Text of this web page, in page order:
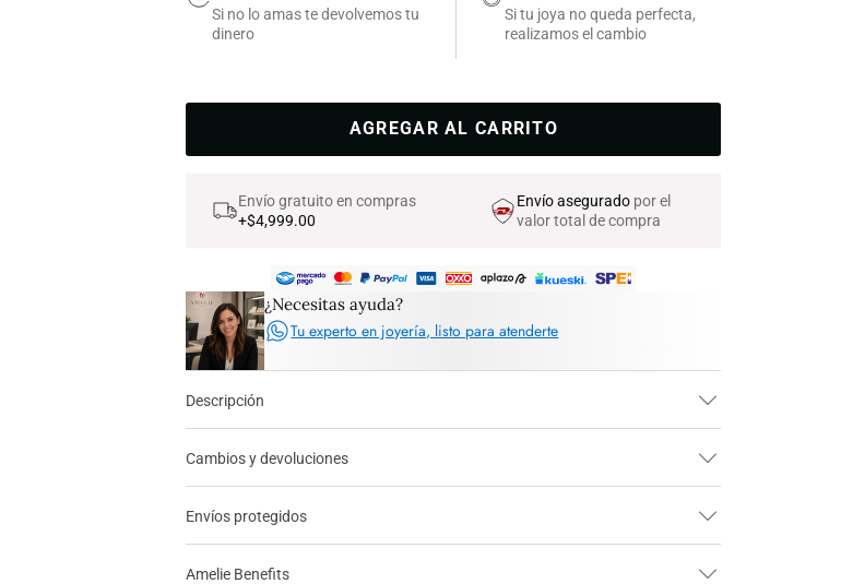
Si no lo amas te devolvemos tu
dinero
Si tu joya no queda perfecta,
realizamos el cambio
AGREGAR AL CARRITO
Envío gratuito en compras
+$4,999.00
Envío asegurado por el
valor total de compra
¿Necesitas ayuda?
Tu experto en joyería, listo para atenderte
Descripción
Cambios y devoluciones
Envíos protegidos
Amelie Benefits